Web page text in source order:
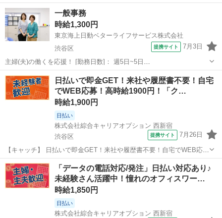
気オフィスワーク◎40代まで幅広く活躍中！ 【コメント】 《未経験か
ら就業可能なオフィスワーク☆》 「未経験からだと不安で…」 「ブラ
ンクがあるから…」 「日...
東京 渋谷区 その他
一般事務
時給1,300円
東京海上日動ベターライフサービス株式会社
渋谷区
提携サイト 7月3日
主婦(夫)の働くを応援！ [勤務日数]： 週5日~5日
09:00~17:00/09:00~18:00 月/火/水/木/金/土/日 などから選べます [勤務
地・最寄駅]： 東京都渋谷区本町１－３０－１５ 稲葉ビル１階 み...
東京 渋谷区 一般事務
日払いで即金GET！来社や履歴書不要！自宅
でWEB応募！高時給1900円！「ク…
時給1,900円
日払い
株式会社綜合キャリアオプション 西新宿
渋谷区
提携サイト 7月26日
【キャッチ】 日払いで即金GET！来社や履歴書不要！自宅でWEB応
募！高時給1900円！「クレカ会員への入金案内」20代～40代のスタッ
フさん中心に大活躍中！ 【コメント】 《未経験から就業可能なオフィ
スワーク☆》 「未経...
東京 渋谷区 電話対応
「データの電話対応/発注」日払い対応あり♪
未経験さん活躍中！憧れのオフィスワー…
時給1,850円
日払い
株式会社綜合キャリアオプション 西新宿